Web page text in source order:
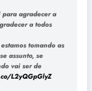
agradecer a
a todos
tomando as
assunto, se
vai ser de
L2yQGpGlyZ